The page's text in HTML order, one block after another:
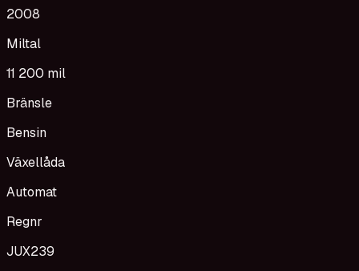
2008
Miltal
11 200 mil
Bränsle
Bensin
Växellåda
Automat
Regnr
JUX239